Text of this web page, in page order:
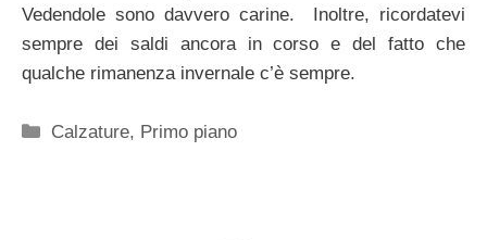
Vedendole sono davvero carine. Inoltre, ricordatevi
sempre dei saldi ancora in corso e del fatto che
qualche rimanenza invernale c’è sempre.
Categorie
Calzature, Primo piano